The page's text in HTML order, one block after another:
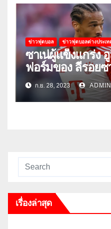
ข่าวฟุตบอล ข่าวฟุตบอลต่างประเท
ซาเน่ผู้แข็งแกร่ง
ฟอร์มของ ลีรอยซ
วนิคก.ย. 28, 2023
เรื่องล่าสุด